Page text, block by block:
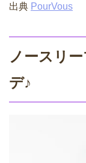
出典 PourVous
ノースリ
デ♪